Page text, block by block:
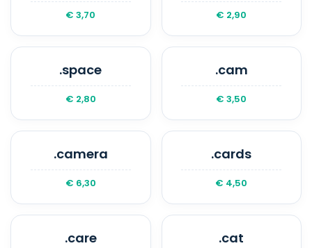
€ 3,70 € 2,90
.space
€ 2,80
.cam
€ 3,50
.camera
€ 6,30
.cards
€ 4,50
.care .cat